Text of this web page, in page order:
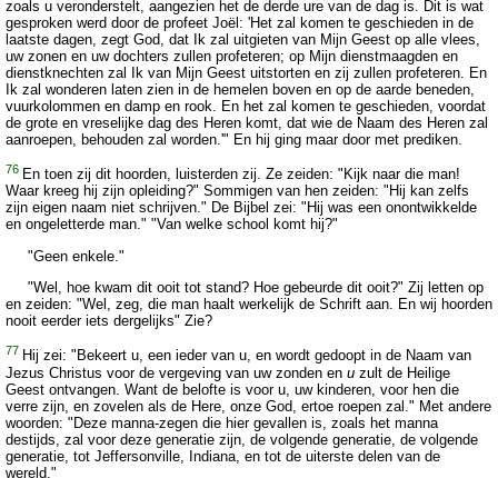
zoals u veronderstelt, aangezien het de derde ure van de dag is. Dit is wat
gesproken werd door de profeet Joël: 'Het zal komen te geschieden in de
laatste dagen, zegt God, dat Ik zal uitgieten van Mijn Geest op alle vlees,
uw zonen en uw dochters zullen profeteren; op Mijn dienstmaagden en
dienstknechten zal Ik van Mijn Geest uitstorten en zij zullen profeteren. En
Ik zal wonderen laten zien in de hemelen boven en op de aarde beneden,
vuurkolommen en damp en rook. En het zal komen te geschieden, voordat
de grote en vreselijke dag des Heren komt, dat wie de Naam des Heren zal
aanroepen, behouden zal worden.'" En hij ging maar door met prediken.
76 En toen zij dit hoorden, luisterden zij. Ze zeiden: "Kijk naar die man!
Waar kreeg hij zijn opleiding?" Sommigen van hen zeiden: "Hij kan zelfs
zijn eigen naam niet schrijven." De Bijbel zei: "Hij was een onontwikkelde
en ongeletterde man." "Van welke school komt hij?"
"Geen enkele."
"Wel, hoe kwam dit ooit tot stand? Hoe gebeurde dit ooit?" Zij letten op
en zeiden: "Wel, zeg, die man haalt werkelijk de Schrift aan. En wij hoorden
nooit eerder iets dergelijks" Zie?
77 Hij zei: "Bekeert u, een ieder van u, en wordt gedoopt in de Naam van
Jezus Christus voor de vergeving van uw zonden en u zult de Heilige
Geest ontvangen. Want de belofte is voor u, uw kinderen, voor hen die
verre zijn, en zovelen als de Here, onze God, ertoe roepen zal." Met andere
woorden: "Deze manna-zegen die hier gevallen is, zoals het manna
destijds, zal voor deze generatie zijn, de volgende generatie, de volgende
generatie, tot Jeffersonville, Indiana, en tot de uiterste delen van de
wereld."